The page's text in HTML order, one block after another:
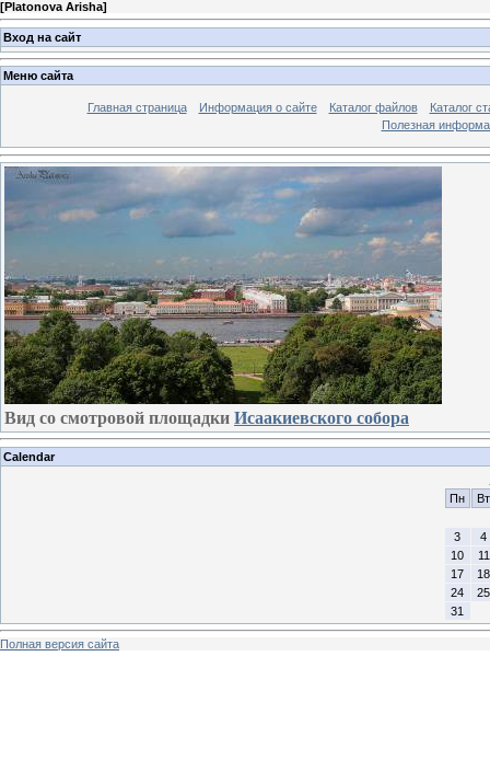
[Platonova Arisha]
Вход на сайт
Меню сайта
Главная страница Информация о сайте Каталог файлов
Каталог
Полезная
Вид со смотровой площадки Исаакиевского собора
Calendar
Пн
Вт
3
4
10
11
17
18
24
25
31
Полная версия сайта